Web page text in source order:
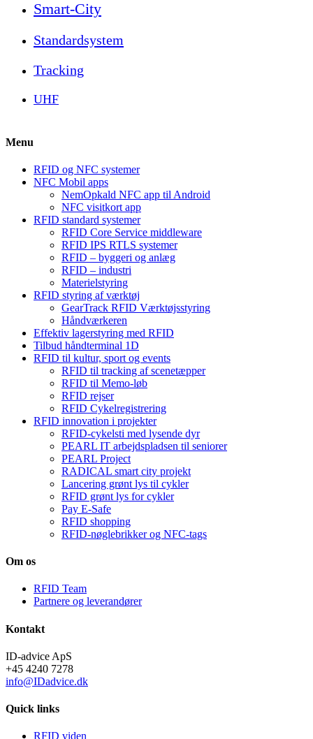
Smart-City
Standardsystem
Tracking
UHF
Menu
RFID og NFC systemer
NFC Mobil apps
NemOpkald NFC app til Android
NFC visitkort app
RFID standard systemer
RFID Core Service middleware
RFID IPS RTLS systemer
RFID – byggeri og anlæg
RFID – industri
Materielstyring
RFID styring af værktøj
GearTrack RFID Værktøjsstyring
Håndværkeren
Effektiv lagerstyring med RFID
Tilbud håndterminal 1D
RFID til kultur, sport og events
RFID til tracking af scenetæpper
RFID til Memo-løb
RFID rejser
RFID Cykelregistrering
RFID innovation i projekter
RFID-cykelsti med lysende dyr
PEARL IT arbejdspladsen til seniorer
PEARL Project
RADICAL smart city projekt
Lancering grønt lys til cykler
RFID grønt lys for cykler
Pay E-Safe
RFID shopping
RFID-nøglebrikker og NFC-tags
Om os
RFID Team
Partnere og leverandører
Kontakt
ID-advice ApS
+45 4240 7278
info@IDadvice.dk
Quick links
RFID viden